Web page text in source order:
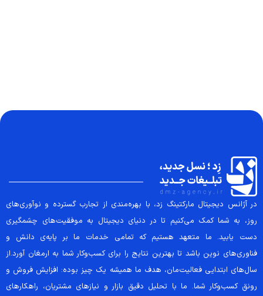
در آژانس دیجیتال مارکتینگ زد، با بهره‌مندی از تجارب گسترده و نوآوری‌های
روز، به شما کمک می‌کنیم تا در دنیای دیجیتال به موفقیت‌های چشمگیری
دست یابید. ما متعهد هستیم که تمامی خدمات ما بر پایه‌ی دانش و
فناوری‌های نوین باشد تا بهترین نتایج را برای کسب‌وکار شما به ارمغان آورد.از
سال‌های ابتدایی فعالیت‌مان، هدف ما همیشه یک چیز بوده: افزایش فروش و
رونق کسب‌وکار شما. ما با تحلیل دقیق بازار و نیازهای مشتریان، راهکارهای